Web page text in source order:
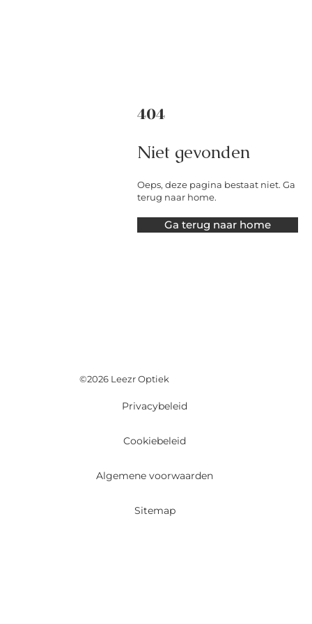
404
Niet gevonden
Oeps, deze pagina bestaat niet. Ga
terug naar home.
Ga terug naar home
©2026 Leezr Optiek
Privacybeleid
Cookiebeleid
Algemene voorwaarden
Sitemap